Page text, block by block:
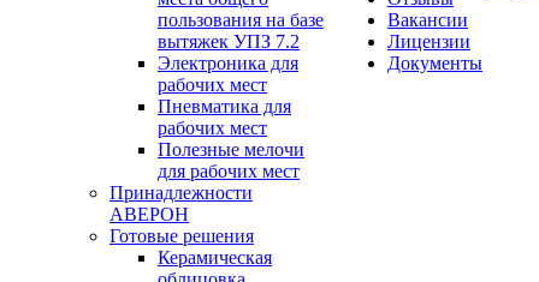
пользования на базе
вытяжек УПЗ 7.2
Электроника для
рабочих мест
Пневматика для
рабочих мест
Полезные мелочи
для рабочих мест
Принадлежности
АВЕРОН
Готовые решения
Керамическая
Вакансии
Лицензии
Документы